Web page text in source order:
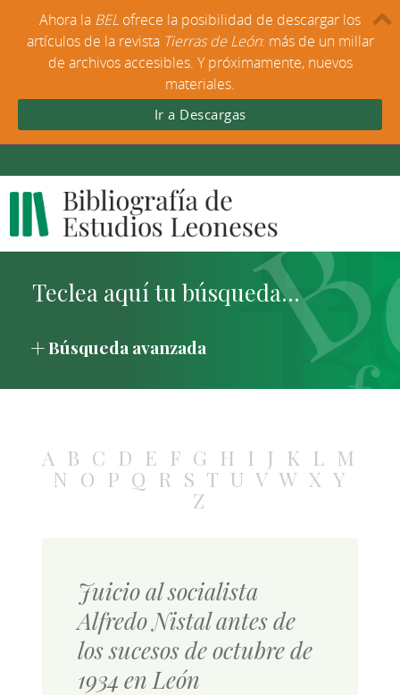
Búsqueda avanzada
A B C D E F G H I J K L M
N O P Q R S T U V W X Y
Z
Juicio al socialista
Alfredo Nistal antes de
los sucesos de octubre de
1934 en León
Ahora la BEL ofrece la posibilidad de descargar los
artículos de la revista Tierras de León: más de un millar
de archivos accesibles. Y próximamente, nuevos
materiales.
Ir a Descargas